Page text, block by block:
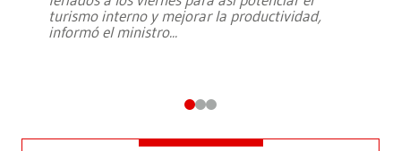
turismo interno y mejorar la productividad,
informó el ministro...